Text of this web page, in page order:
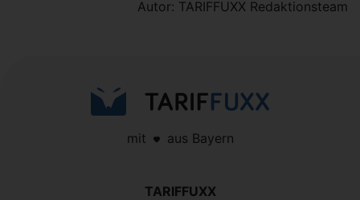
Autor: TARIFFUXX Redaktionsteam
mit aus Bayern
TARIFFUXX